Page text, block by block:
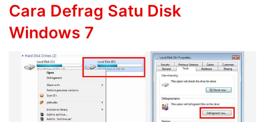
Cara Defrag Satu Disk
Windows 7